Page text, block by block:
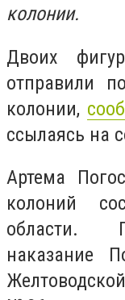
колонии.
Двоих
отправили
колонии,
ссылаясь на
Артема
колоний
области.
наказание